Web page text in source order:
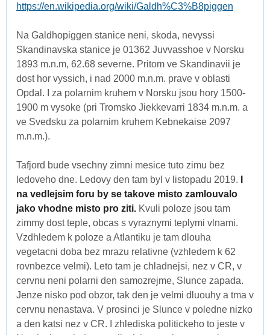
https://en.wikipedia.org/wiki/Galdh%C3%B8piggen
Na Galdhopiggen stanice neni, skoda, nevyssi
Skandinavska stanice je 01362 Juvvasshoe v Norsku
1893 m.n.m, 62.68 severne. Pritom ve Skandinavii je
dost hor vyssich, i nad 2000 m.n.m. prave v oblasti
Opdal. I za polarnim kruhem v Norsku jsou hory 1500-
1900 m vysoke (pri Tromsko Jiekkevarri 1834 m.n.m. a
ve Svedsku za polarnim kruhem Kebnekaise 2097
m.n.m.).
Tafjord bude vsechny zimni mesice tuto zimu bez
ledoveho dne. Ledovy den tam byl v listopadu 2019.
na vedlejsim foru by se takove misto zamlouvalo
jako vhodne misto pro ziti. Kvuli poloze jsou tam
zimmy dost teple, obcas s vyraznymi teplymi vlnami.
Vzdhledem k poloze a Atlantiku je tam dlouha
vegetacni doba bez mrazu relativne (vzhledem k 62
rovnbezce velmi). Leto tam je chladnejsi, nez v CR, v
cervnu neni polarni den samozrejme, Slunce zapada.
Jenze nisko pod obzor, tak den je velmi dluouhy a tma v
cervnu nenastava. V prosinci je Slunce v poledne nizko
a den katsi nez v CR. I zhlediska politickeho to jeste v